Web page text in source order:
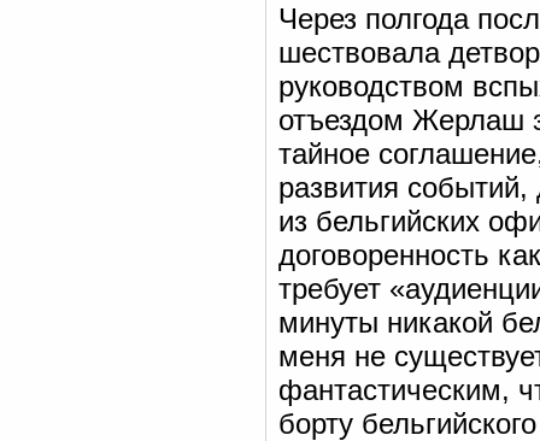
Через полгода
шествовала
руководством
отъездом Жерлаш
тайное
развития событий,
из бельгийских
договоренность
требует
минуты никакой
меня не
фантастическим,
борту